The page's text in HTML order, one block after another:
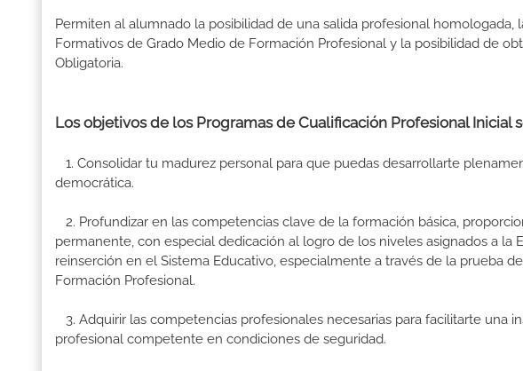
Permiten al alumnado la posibilidad de una salida profesional
Formativos de Grado Medio de Formación Profesional y la posibilidad de
Obligatoria.
Los objetivos de los Programas de Cualificación Profesional Inicial
1. Consolidar tu madurez personal para que puedas desarrollarte
democrática.
2. Profundizar en las competencias clave de la formación básica,
permanente, con especial dedicación al logro de los niveles asignados a la
reinserción en el Sistema Educativo, especialmente a través de la prueba
Formación Profesional.
3. Adquirir las competencias profesionales necesarias para facilitarte una
profesional competente en condiciones de seguridad.